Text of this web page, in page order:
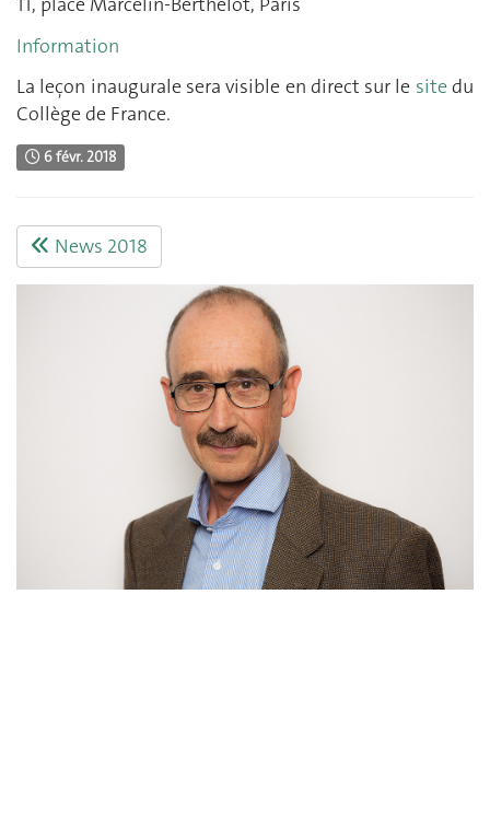
Information
La leçon inaugurale sera visible en direct sur le site du
Collège de France.
6 févr. 2018
News 2018